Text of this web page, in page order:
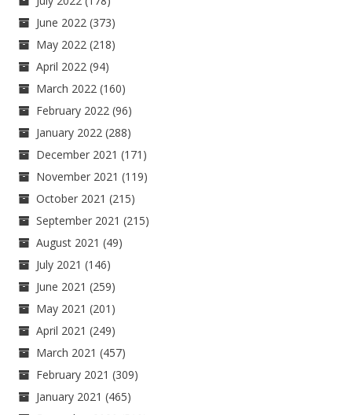
June 2022 (373)
May 2022 (218)
April 2022 (94)
March 2022 (160)
February 2022 (96)
January 2022 (288)
December 2021 (171)
November 2021 (119)
October 2021 (215)
September 2021 (215)
August 2021 (49)
July 2021 (146)
June 2021 (259)
May 2021 (201)
April 2021 (249)
March 2021 (457)
February 2021 (309)
January 2021 (465)